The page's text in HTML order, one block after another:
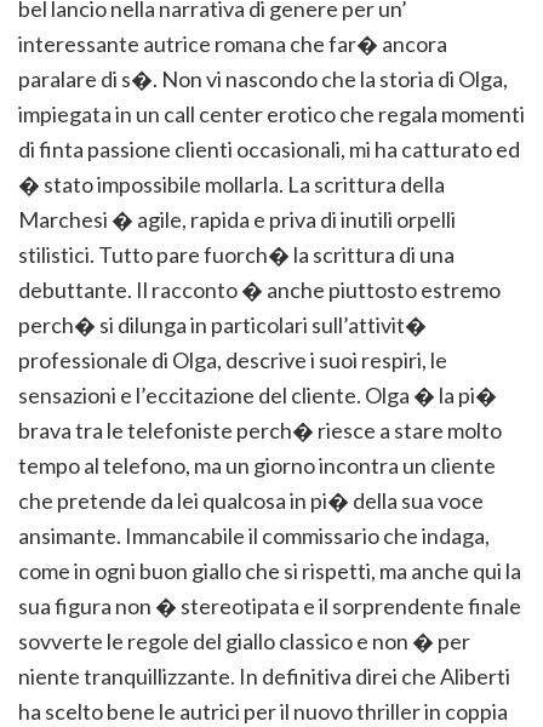
bel lancio nella narrativa di genere per un’
interessante autrice romana che far� ancora
paralare di s�. Non vi nascondo che la storia di Olga,
impiegata in un call center erotico che regala momenti
di finta passione clienti occasionali, mi ha catturato ed
� stato impossibile mollarla. La scrittura della
Marchesi � agile, rapida e priva di inutili orpelli
stilistici. Tutto pare fuorch� la scrittura di una
debuttante. Il racconto � anche piuttosto estremo
perch� si dilunga in particolari sull’attivit�
professionale di Olga, descrive i suoi respiri, le
sensazioni e l’eccitazione del cliente. Olga � la pi�
brava tra le telefoniste perch� riesce a stare molto
tempo al telefono, ma un giorno incontra un cliente
che pretende da lei qualcosa in pi� della sua voce
ansimante. Immancabile il commissario che indaga,
come in ogni buon giallo che si rispetti, ma anche qui la
sua figura non � stereotipata e il sorprendente finale
sovverte le regole del giallo classico e non � per
niente tranquillizzante. In definitiva direi che Aliberti
ha scelto bene le autrici per il nuovo thriller in coppia